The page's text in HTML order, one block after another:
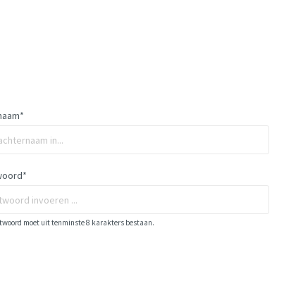
moet uit tenminste 8 karakters bestaan.